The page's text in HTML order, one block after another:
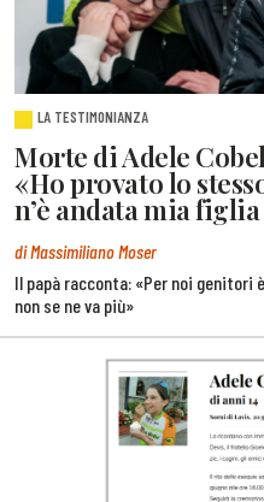
LA TESTIMONIANZA
Morte di Adele
«Ho provato lo
n’è andata mia figlia
di Massimiliano Moser
Il papà racconta: «Per noi genitori
non se ne va più»